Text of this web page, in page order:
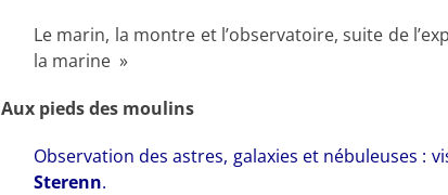
Le marin, la montre et l’observatoire, suite de
la marine »
Aux pieds des moulins
Observation des astres, galaxies et nébuleuses :
Sterenn.